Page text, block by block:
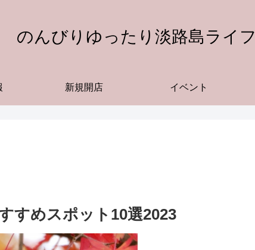
のんびりゆったり淡路島ライフ
新規開店 イベント
すめスポット10選2023